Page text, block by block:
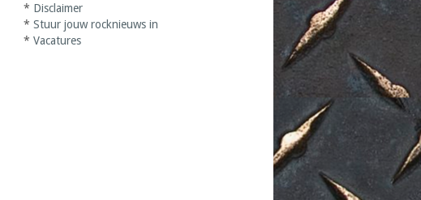
* Disclaimer
*Stuur jouw rocknieuws in
*Vacatures